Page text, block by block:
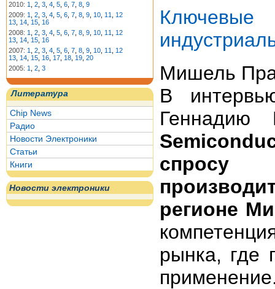
2010: 1 2 3 4 5 6 7 8 9
2009: 1 2 3 4 5 6 7 8 9 10 11
12
13 14 15 16
2008: 1 2 3 4 5 6 7 8 9 10 11
12
13 14 15 16
2007: 1 2 3 4 5 6 7 8 9 10 11
12
13 14 15 16 17 18 19 20
2005: 1 2 3
Литература
Chip News
Радио
Новости Электроники
Статьи
Книги
Новости электроники
Мишель
В
Геннадию
спросу
регионе
рынка, где